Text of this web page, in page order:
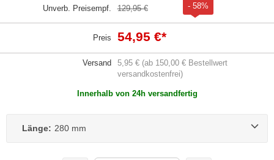
Unverb. Preisempf. 129,95 € - 58%
Preis 54,95 €*
Versand
5,95 € (ab 150,00 € Bestellwert
versandkostenfrei)
Innerhalb von 24h versandfertig
Länge: 280 mm